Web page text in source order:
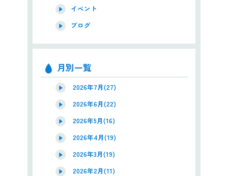
イベント
ブログ
月別一覧
2026年7月(27)
2026年6月(22)
2026年5月(16)
2026年4月(19)
2026年3月(19)
2026年2月(11)